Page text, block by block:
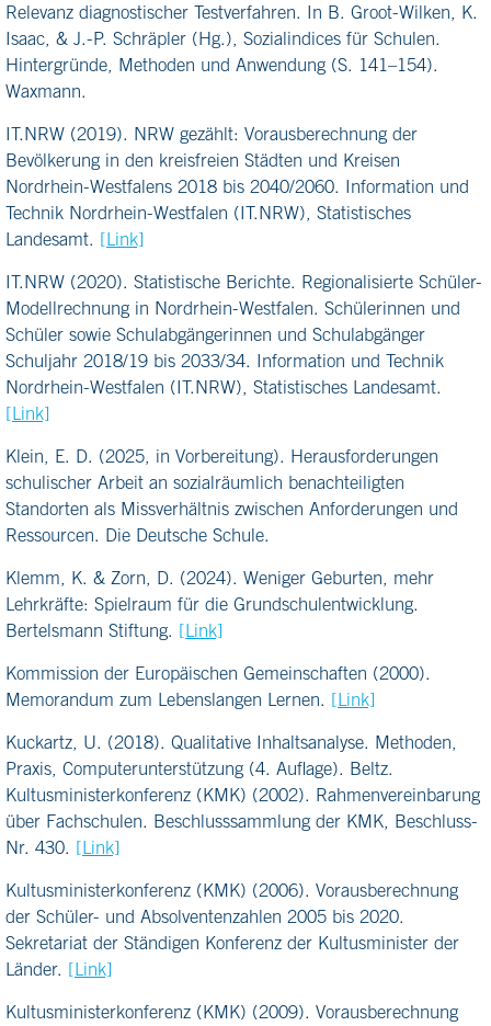
Relevanz diagnostischer Testverfahren. In B. Groot-Wilken, K.
Isaac, & J.-P. Schräpler (Hg.), Sozialindices für Schulen.
Hintergründe, Methoden und Anwendung (S. 141–154).
Waxmann.
IT.NRW (2019). NRW gezählt: Vorausberechnung der
Bevölkerung in den kreisfreien Städten und Kreisen
Nordrhein-Westfalens 2018 bis 2040/2060. Information und
Technik Nordrhein-Westfalen (IT.NRW), Statistisches
Landesamt. [Link]
IT.NRW (2020). Statistische Berichte. Regionalisierte Schüler-
Modellrechnung in Nordrhein-Westfalen. Schülerinnen und
Schüler sowie Schulabgängerinnen und Schulabgänger
Schuljahr 2018/19 bis 2033/34. Information und Technik
Nordrhein-Westfalen (IT.NRW), Statistisches Landesamt.
[Link]
Klein, E. D. (2025, in Vorbereitung). Herausforderungen
schulischer Arbeit an sozialräumlich benachteiligten
Standorten als Missverhältnis zwischen Anforderungen und
Ressourcen. Die Deutsche Schule.
Klemm, K. & Zorn, D. (2024). Weniger Geburten, mehr
Lehrkräfte: Spielraum für die Grundschulentwicklung.
Bertelsmann Stiftung. [Link]
Kommission der Europäischen Gemeinschaften (2000).
Memorandum zum Lebenslangen Lernen. [Link]
Kuckartz, U. (2018). Qualitative Inhaltsanalyse. Methoden,
Praxis, Computerunterstützung (4. Auflage). Beltz.
Kultusministerkonferenz (KMK) (2002). Rahmenvereinbarung
über Fachschulen. Beschlusssammlung der KMK, Beschluss-
Nr. 430. [Link]
Kultusministerkonferenz (KMK) (2006). Vorausberechnung
der Schüler- und Absolventenzahlen 2005 bis 2020.
Sekretariat der Ständigen Konferenz der Kultusminister der
Länder. [Link]
Kultusministerkonferenz (KMK) (2009). Vorausberechnung